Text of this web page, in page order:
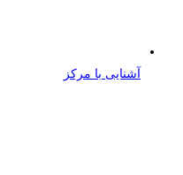
آشنایی با مرکز